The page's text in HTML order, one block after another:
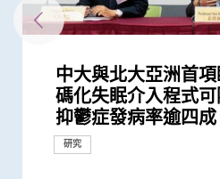
中大與北大亞洲首
碼化失眠介入程式
抑鬱症發病率逾四成
研究
中大醫學院研發的手
鬱症
研究
中大證實抑鬱症與快
障礙共病患者的直
化徵狀 研究發現為
研究
中大聯同港大及加拿
全球首個「預防失
效為高危青少年預防
研究
中大與養和醫院攜
患者出現睡眠行為
研究
中大發現糖尿患者患
人的兩倍 倡以一分
尿患者的精神健康狀
研究
中大醫學院研究預防
研資局資助逾6,700
研究
中大醫學院領導研究
患者子女 晝夜節律
變的症狀路線圖
研究
中大推出全港首個大
廣計劃 「賽馬會樂
知行為治療解決失眠
健康推廣計劃
中大發現腸道微生態
常早期的風險因素
和治療柏金遜及其他
研究
中大全球首個「快
礙」家庭研究 揭柏
向高達6倍 追蹤初期
研究
中大率先在本港利用
性肌張力失調症
外科創新技術
中大「全自動視網膜
評估自閉症及抑鬱
內瓦國際發明展三項
獎項及榮譽
中大研究證實更恆常
固大腦神經網絡功能
研究
中大公布兩項針對本
長者精神健康調查
研究
中大響應世界睡眠日
健康 睡眠問題可增
病及心血管病等風險
研究
本港新冠肺炎死亡個
或以上 中大率領國
略 照顧長者及認知障
研究
「香港中文大學敬霆
心」成立
研究
中大研究顯示「行為
法」有助降低重性
研究
中大研究指出大部分
足
健康推廣計劃
中大研究揭示針灸可
及記憶力 現招募長
導計劃
研究
香港中文大學研究發
動可以維護與改進
大腦功能
研究
中大展開全港睡眠健
建立健康睡眠及健
健康推廣計劃